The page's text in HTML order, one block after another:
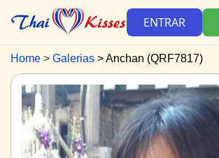
ENTRAR
Home Galerias Anchan (QRF7817)